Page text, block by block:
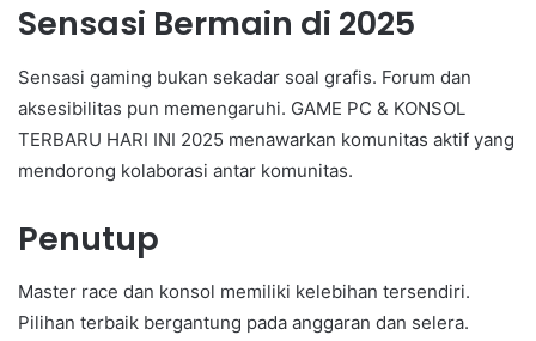
Sensasi Bermain di 2025
Sensasi gaming bukan sekadar soal grafis. Forum dan
aksesibilitas pun memengaruhi. GAME PC & KONSOL
TERBARU HARI INI 2025 menawarkan komunitas aktif yang
mendorong kolaborasi antar komunitas.
Penutup
Master race dan konsol memiliki kelebihan tersendiri.
Pilihan terbaik bergantung pada anggaran dan selera.